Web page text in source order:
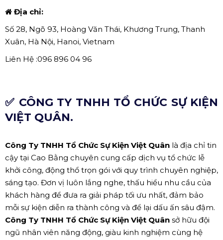
Địa chỉ:
Số 28, Ngõ 93, Hoàng Văn Thái, Khương Trung, Thanh
Xuân, Hà Nội, Hanoi, Vietnam
Liên Hệ :096 896 04 96
✅ CÔNG TY TNHH TỔ CHỨC SỰ KIỆN
VIỆT QUÂN.
Công Ty TNHH Tổ Chức Sự Kiện Việt Quân là địa chỉ tin
cậy tại Cao Bằng chuyên cung cấp dịch vụ tổ chức lễ
khởi công, động thổ trọn gói với quy trình chuyên nghiệp,
sáng tạo. Đơn vị luôn lắng nghe, thấu hiểu nhu cầu của
khách hàng để đưa ra giải pháp tối ưu nhất, đảm bảo
mỗi sự kiện diễn ra thành công và để lại dấu ấn sâu đậm.
Công Ty TNHH Tổ Chức Sự Kiện Việt Quân sở hữu đội
ngũ nhân viên năng động, giàu kinh nghiệm cùng hệ